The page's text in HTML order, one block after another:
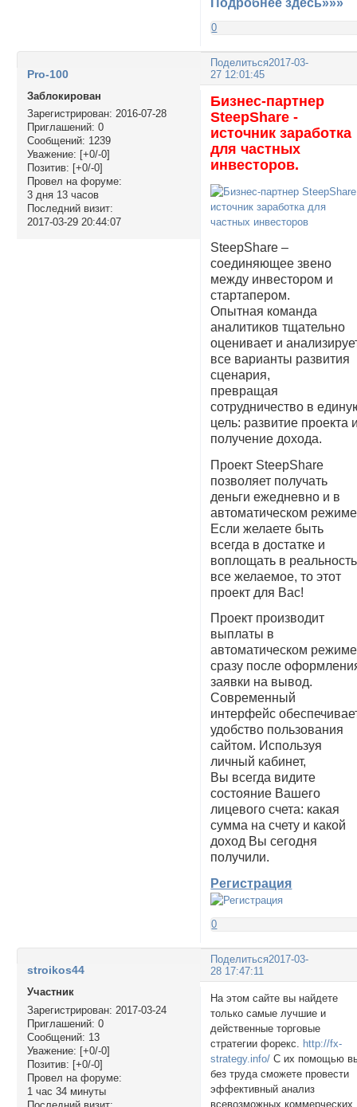
Подробнее здесь»»»
0
Поделиться2017-03-
27 12:01:45
Pro-100
Заблокирован
Зарегистрирован: 2016-07-28
Приглашений: 0
Сообщений: 1239
Уважение: [+0/-0]
Позитив: [+0/-0]
Провел на форуме:
3 дня 13 часов
Последний визит:
2017-03-29 20:44:07
Бизнес-партнер
SteepShare -
источник заработка
для частных
инвесторов.
SteepShare –
соединяющее звено
между инвестором и
стартапером.
Опытная команда
аналитиков тщательно
оценивает и
все варианты развития
сценария,
превращая
сотрудничество в
цель: развитие проекта
получение дохода.
Проект SteepShare
позволяет получать
деньги ежедневно и в
автоматическом
Если желаете быть
всегда в достатке и
воплощать в реальность
все желаемое, то этот
проект для Вас!
Проект производит
выплаты в
автоматическом режиме
сразу после
заявки на вывод.
Современный
интерфейс
удобство пользования
сайтом. Используя
личный кабинет,
Вы всегда видите
состояние Вашего
лицевого счета: какая
сумма на счету и какой
доход Вы сегодня
получили.
Регистрация
0
Поделиться2017-03-
28 17:47:11
stroikos44
Участник
Зарегистрирован: 2017-03-24
Приглашений: 0
Сообщений: 13
Уважение: [+0/-0]
Позитив: [+0/-0]
Провел на форуме:
1 час 34 минуты
На этом сайте вы найдете
только самые лучшие и
действенные торговые
стратегии форекс. http://fx-
strategy.info/ С их помощью
без труда сможете провести
эффективный анализ
всевозможных коммерческих